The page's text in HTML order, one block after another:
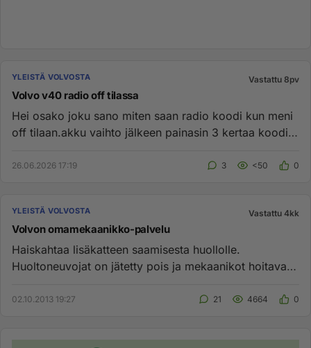
YLEISTÄ VOLVOSTA Vastattu 8pv
Volvo v40 radio off tilassa
Hei osako joku sano miten saan radio koodi kun meni
off tilaan.akku vaihto jälkeen painasin 3 kertaa koodi
26.06.2026 17:19 3 <50 0
YLEISTÄ VOLVOSTA Vastattu 4kk
Volvon omamekaanikko-palvelu
Haiskahtaa lisäkatteen saamisesta huollolle.
Huoltoneuvojat on jätetty pois ja mekaanikot hoitavat
02.10.2013 19:27 21 4664 0